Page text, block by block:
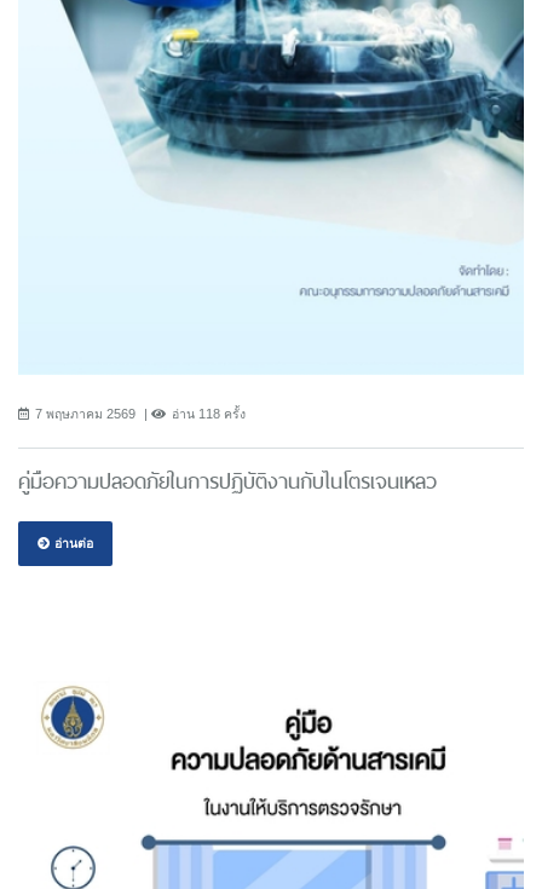
7 พฤษภาคม 2569 อ่าน 118 ครั้ง
คู่มือความปลอดภัยในการปฏิบัติงานกับไนโตรเจนเหลว
อ่านต่อ